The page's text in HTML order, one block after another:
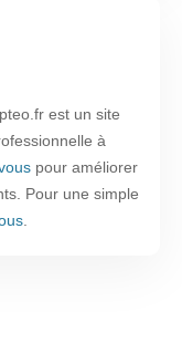
est un site
à
pour améliorer
Pour une simple